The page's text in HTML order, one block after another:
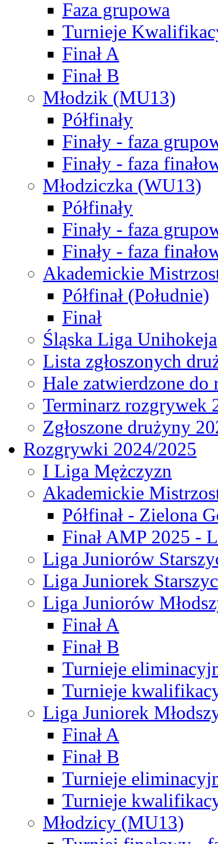
Faza grupowa
Turnieje
Finał A
Finał B
Młodzik (MU13)
Półfinały
Finały - faza
Finały - faza
Młodziczka (WU13)
Półfinały
Finały - faza
Finały - faza
Akademickie
Półfinał (Południe)
Finał
Śląska Liga Unihokeja
Lista zgłoszonych
Hale zatwierdzone do
Terminarz rozgrywek
Zgłoszone drużyny
Rozgrywki 2024/2025
I Liga Mężczyzn
Akademickie
Półfinał - Zielona
Finał AMP 2025 -
Liga Juniorów
Liga Juniorek
Liga Juniorów
Finał A
Finał B
Turnieje
Turnieje
Liga Juniorek
Finał A
Finał B
Turnieje
Turnieje
Młodzicy (MU13)